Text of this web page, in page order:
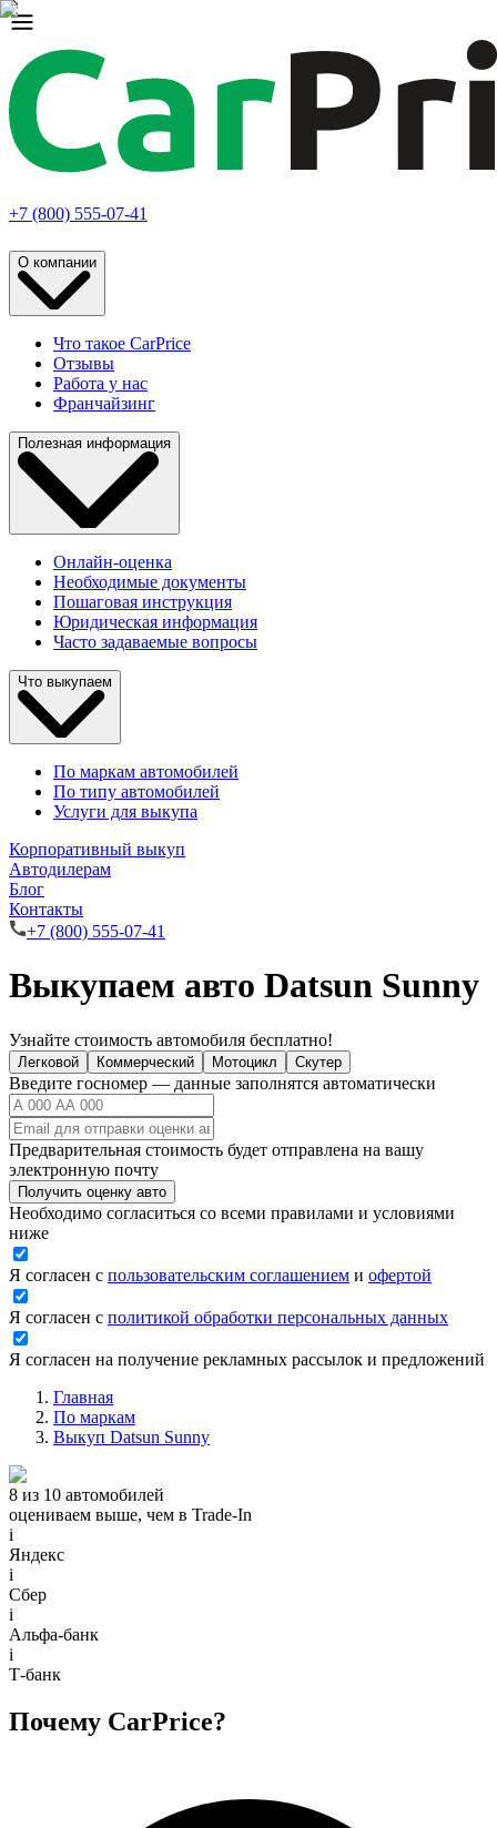
+7 (800) 555-07-41
О компании
Что такое CarPrice
Отзывы
Работа у нас
Франчайзинг
Полезная информация
Онлайн-оценка
Необходимые документы
Пошаговая инструкция
Юридическая информация
Часто задаваемые вопросы
Что выкупаем
По маркам автомобилей
По типу автомобилей
Услуги для выкупа
Корпоративный выкуп
Автодилерам
Блог
Контакты
+7 (800) 555-07-41
Выкупаем авто Datsun Sunny
Узнайте стоимость автомобиля бесплатно!
Легковой Коммерческий Мотоцикл Скутер
Введите госномер — данные заполнятся автоматически
Предварительная стоимость будет отправлена на вашу
электронную почту
Получить оценку авто
Необходимо согласиться со всеми правилами и условиями
ниже
Я согласен с пользовательским соглашением и офертой
Я согласен с политикой обработки персональных данных
Я согласен на получение рекламных рассылок и предложений
Главная
По маркам
Выкуп Datsun Sunny
8 из 10 автомобилей
оцениваем выше, чем в Trade‑In
i
Яндекс
i
Сбер
i
Альфа-банк
i
Т-банк
Почему CarPrice?